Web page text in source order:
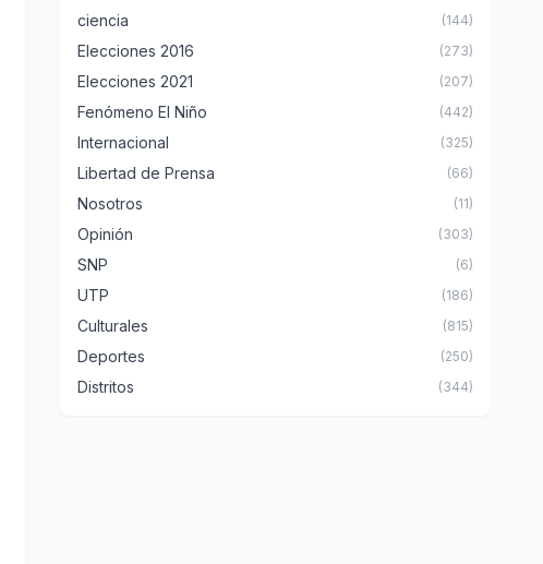
ciencia (144)
Elecciones 2016 (273)
Elecciones 2021 (207)
Fenómeno El Niño (442)
Internacional (325)
Libertad de Prensa (66)
Nosotros (11)
Opinión (303)
SNP (6)
UTP (186)
Culturales (815)
Deportes (250)
Distritos (344)